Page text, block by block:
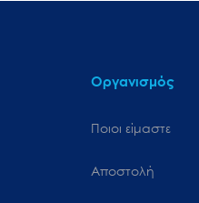
Οργανισμός
Ποιοι είμαστε
Αποστολή